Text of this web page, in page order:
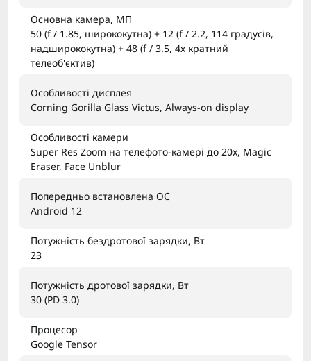
Основна камера, МП
50 (f / 1.85, ширококутна) + 12 (f / 2.2, 114 градусів,
надширококутна) + 48 (f / 3.5, 4х кратний
телеоб'єктив)
Особливості дисплея
Corning Gorilla Glass Victus, Always-on display
Особливості камери
Super Res Zoom на телефото-камері до 20x, Magic
Eraser, Face Unblur
Попередньо встановлена ОС
Android 12
Потужність бездротової зарядки, Вт
23
Потужність дротової зарядки, Вт
30 (PD 3.0)
Процесор
Google Tensor